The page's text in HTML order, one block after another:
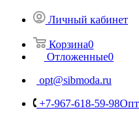
Личный кабинет
Корзина0
Отложенные0
opt@sibmoda.ru
+7-967-618-59-98